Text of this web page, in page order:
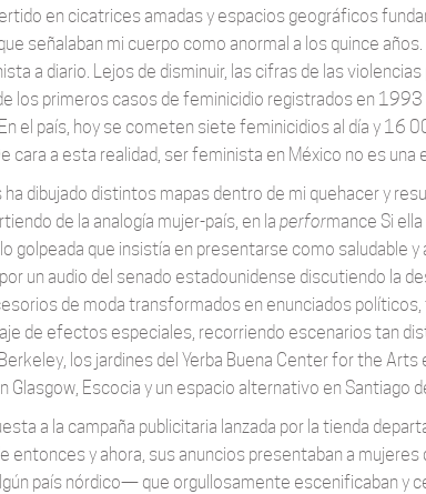
en cicatrices amadas y espacios geográficos
señalaban mi cuerpo como anormal a los quince
a diario. Lejos de disminuir, las cifras de las
los primeros casos de feminicidio registrados en
el país, hoy se cometen siete feminicidios al día y 16
a esta realidad, ser feminista en México no es una
dibujado distintos mapas dentro de mi quehacer y
de la analogía mujer-país, en la performance Si
que insistía en presentarse como saludable y
un audio del senado estadounidense discutiendo la
de moda transformados en enunciados
de efectos especiales, recorriendo escenarios tan
los jardines del Yerba Buena Center for the Arts
Glasgow, Escocia y un espacio alternativo en Santiago
a la campaña publicitaria lanzada por la tienda
entonces y ahora, sus anuncios presentaban a
país nórdico— que orgullosamente escenificaban y